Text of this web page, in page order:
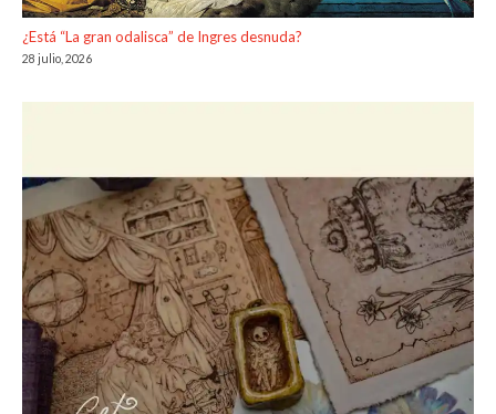
¿Está “La gran odalisca” de Ingres desnuda?
28 julio, 2026